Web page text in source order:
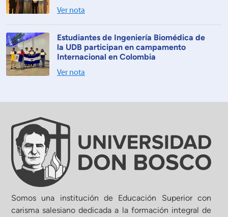
Ver nota
Estudiantes de Ingeniería Biomédica de
la UDB participan en campamento
Internacional en Colombia
Ver nota
Somos una institución de Educación Superior con
carisma salesiano dedicada a la formación integral de